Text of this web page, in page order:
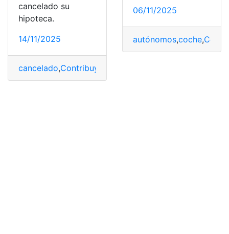
cancelado su
hipoteca.
14/11/2025
cancelado,Contribuyentes
06/11/2025
autónomos,coche,